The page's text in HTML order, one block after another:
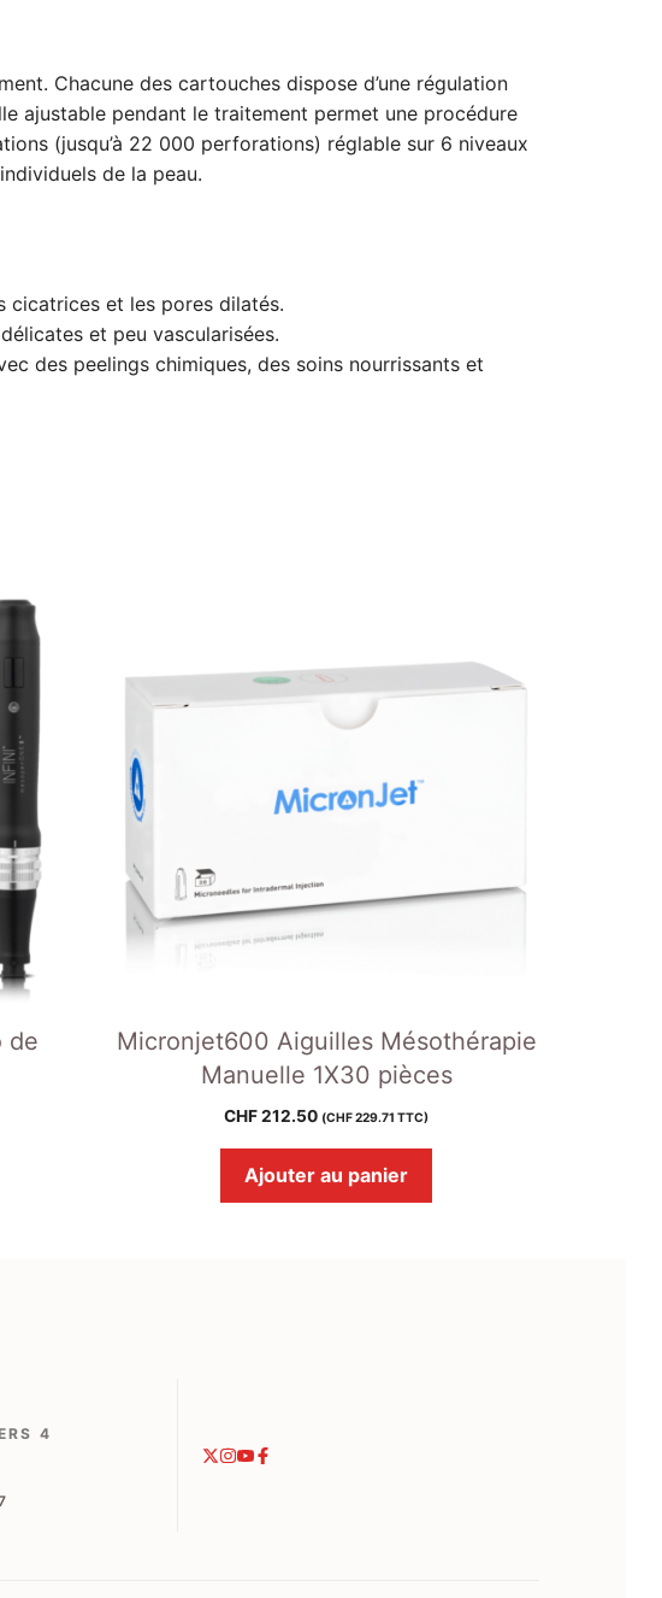
Chacune des cartouches dispose d’une régulation
ajustable pendant le traitement permet une procédure
(jusqu’à 22 000 perforations) réglable sur 6 niveaux
de la peau.
cicatrices et les pores dilatés.
et peu vascularisées.
des peelings chimiques, des soins nourrissants et
de
Micronjet600 Aiguilles Mésothérapie
Manuelle 1X30 pièces
CHF212.50 (CHF229.71 TTC)
Ajouter au panier
4